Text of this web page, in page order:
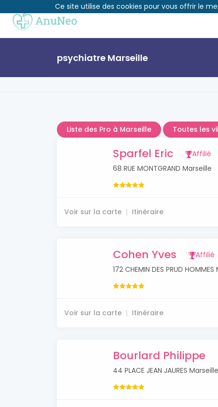
psychiatre Marseille
Liste des Pro à Marseille Toutes les
Sparfel Eric
Affilié
68 RUE MONTGRAND Marseille
Voir sur la carte Itinéraire
Cohen Yves
Affilié
172 CHEMIN DES PRUD
Voir sur la carte Itinéraire
Bourlard Philippe
44 PLACE JEAN JAURES Marseille
Ce site utilise des cookies pour vous offrir le